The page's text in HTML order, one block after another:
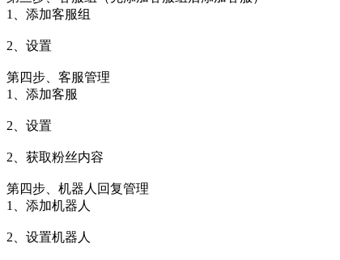
1、添加客服组
2、设置
第四步、客服管理
1、添加客服
2、设置
2、获取粉丝内容
第四步、机器人回复管理
1、添加机器人
2、设置机器人